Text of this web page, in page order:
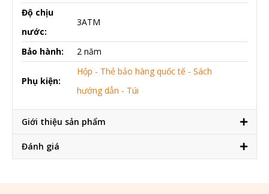
Độ chịu
nước:
3ATM
Bảo hành: 2 năm
Phụ kiện:
Hộp - Thẻ bảo hàng quốc tế - Sách
hướng dẫn - Túi
Giới thiệu sản phẩm
Đánh giá